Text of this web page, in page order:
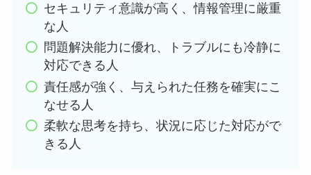
セキュリティ意識が高く、情報管理に厳重
な人
問題解決能力に優れ、トラブルにも冷静に
対応できる人
責任感が強く、与えられた任務を確実にこ
なせる人
柔軟な思考を持ち、状況に応じた対応がで
きる人